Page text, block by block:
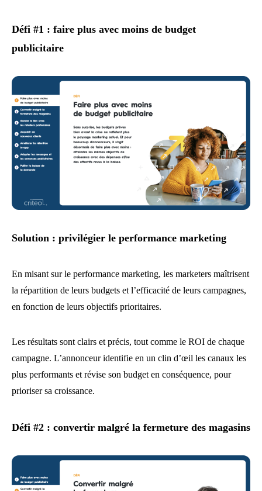
Défi #1 : faire plus avec moins de budget
publicitaire
Solution : privilégier le performance marketing
En misant sur le performance marketing, les marketers maîtrisent
la répartition de leurs budgets et l’efficacité de leurs campagnes,
en fonction de leurs objectifs prioritaires.
Les résultats sont clairs et précis, tout comme le ROI de chaque
campagne. L’annonceur identifie en un clin d’œil les canaux les
plus performants et révise son budget en conséquence, pour
prioriser sa croissance.
Défi #2 : convertir malgré la fermeture des magasins